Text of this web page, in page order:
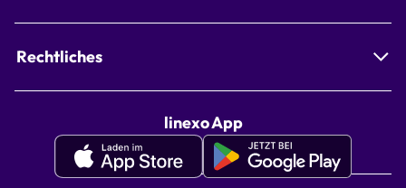
Rechtliches
linexo App
Apple
Google